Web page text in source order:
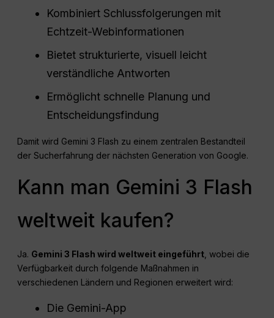
Kombiniert Schlussfolgerungen mit
Echtzeit-Webinformationen
Bietet strukturierte, visuell leicht
verständliche Antworten
Ermöglicht schnelle Planung und
Entscheidungsfindung
Damit wird Gemini 3 Flash zu einem zentralen Bestandteil
der Sucherfahrung der nächsten Generation von Google.
Kann man Gemini 3 Flash
weltweit kaufen?
Ja. Gemini 3 Flash wird weltweit eingeführt, wobei die
Verfügbarkeit durch folgende Maßnahmen in
verschiedenen Ländern und Regionen erweitert wird:
Die Gemini-App